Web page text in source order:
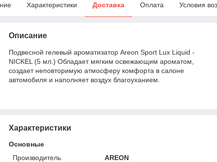
Характеристики Доставка Оплата Условия
Описание
Подвесной гелевый ароматизатор Areon Sport Lux Liquid -
NICKEL (5 мл.) Обладает мягким освежающим ароматом,
создает неповторимую атмосферу комфорта в салоне
автомобиля и наполняет воздух благоуханием.
Характеристики
Основные
Производитель
AREON